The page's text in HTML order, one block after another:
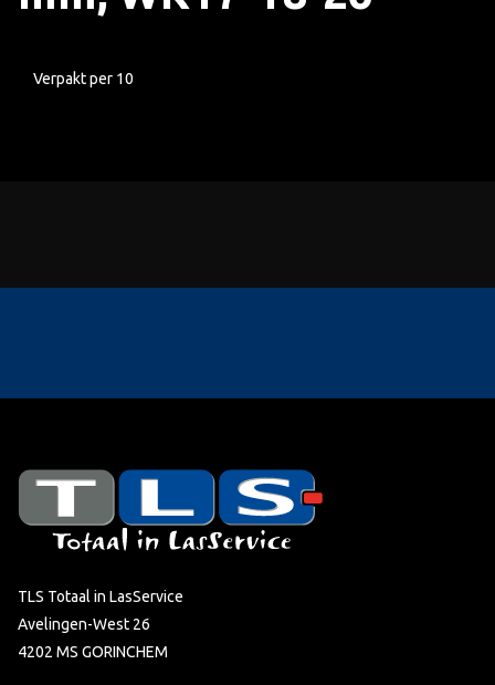
Verpakt per 10
TLS Totaal in LasService
Avelingen-West 26
4202 MS GORINCHEM